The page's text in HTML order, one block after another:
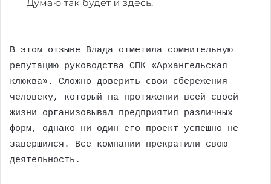
В этом отзыве Влада отметила сомнительную
репутацию руководства СПК «Архангельская
клюква». Сложно доверить свои сбережения
человеку, который на протяжении всей своей
жизни организовывал предприятия различных
форм, однако ни один его проект успешно не
завершился. Все компании прекратили свою
деятельность.